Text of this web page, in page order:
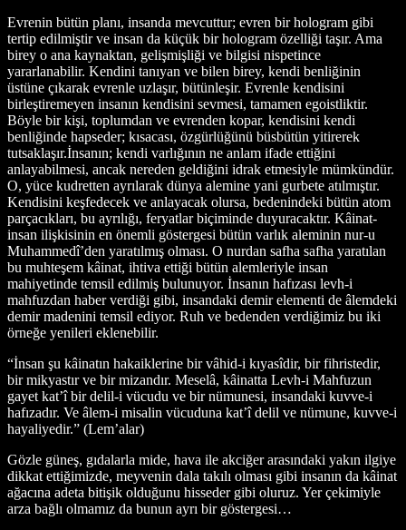
Evrenin bütün planı, insanda mevcuttur; evren bir hologram gibi
tertip edilmiştir ve insan da küçük bir hologram özelliği taşır. Ama
birey o ana kaynaktan, gelişmişliği ve bilgisi nispetince
yararlanabilir. Kendini tanıyan ve bilen birey, kendi benliğinin
üstüne çıkarak evrenle uzlaşır, bütünleşir. Evrenle kendisini
birleştiremeyen insanın kendisini sevmesi, tamamen egoistliktir.
Böyle bir kişi, toplumdan ve evrenden kopar, kendisini kendi
benliğinde hapseder; kısacası, özgürlüğünü büsbütün yitirerek
tutsaklaşır.İnsanın; kendi varlığının ne anlam ifade ettiğini
anlayabilmesi, ancak nereden geldiğini idrak etmesiyle mümkündür.
O, yüce kudretten ayrılarak dünya alemine yani gurbete atılmıştır.
Kendisini keşfedecek ve anlayacak olursa, bedenindeki bütün atom
parçacıkları, bu ayrılığı, feryatlar biçiminde duyuracaktır. Kâinat-
insan ilişkisinin en önemli göstergesi bütün varlık aleminin nur-u
Muhammedî’den yaratılmış olması. O nurdan safha safha yaratılan
bu muhteşem kâinat, ihtiva ettiği bütün alemleriyle insan
mahiyetinde temsil edilmiş bulunuyor. İnsanın hafızası levh-i
mahfuzdan haber verdiği gibi, insandaki demir elementi de âlemdeki
demir madenini temsil ediyor. Ruh ve bedenden verdiğimiz bu iki
örneğe yenileri eklenebilir.
“İnsan şu kâinatın hakaiklerine bir vâhid-i kıyasîdir, bir fihristedir,
bir mikyastır ve bir mizandır. Meselâ, kâinatta Levh-i Mahfuzun
gayet kat’î bir delil-i vücudu ve bir nümunesi, insandaki kuvve-i
hafızadır. Ve âlem-i misalin vücuduna kat’î delil ve nümune, kuvve-i
hayaliyedir.” (Lem’alar)
Gözle güneş, gıdalarla mide, hava ile akciğer arasındaki yakın ilgiye
dikkat ettiğimizde, meyvenin dala takılı olması gibi insanın da kâinat
ağacına adeta bitişik olduğunu hisseder gibi oluruz. Yer çekimiyle
arza bağlı olmamız da bunun ayrı bir göstergesi…